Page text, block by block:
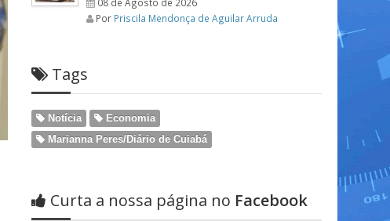
Por Priscila Mendonça de Aguilar Arruda
Tags
Notícia
Economia
Marianna Peres/Diário de Cuiabá
Curta a nossa página no Facebook